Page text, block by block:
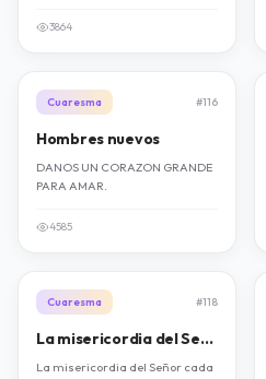
3864
Cuaresma #116
Hombres nuevos
DANOS UN CORAZON GRANDE
PARA AMAR.
4585
Cuaresma #118
La misericordia del Señor
La misericordia del Señor cada